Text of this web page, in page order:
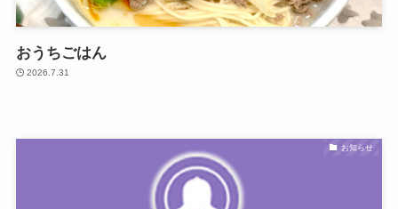
おうちごはん
2026.7.31
お知らせ